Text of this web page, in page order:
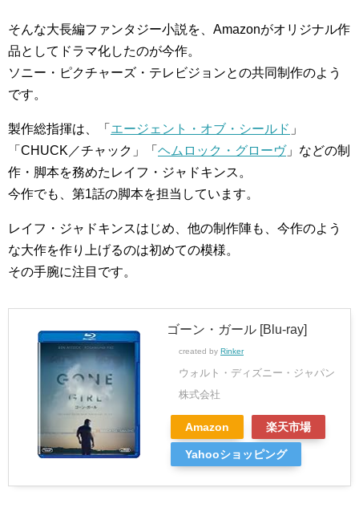
そんな大長編ファンタジー小説を、Amazonがオリジナル作
品としてドラマ化したのが今作。
ソニー・ピクチャーズ・テレビジョンとの共同制作のよう
です。
製作総指揮は、「 エージェント・オブ・シールド 」
「CHUCK／チャック」「 ヘムロック・グローヴ」などの制
作・脚本を務めたレイフ・ジャドキンス。
今作でも、第1話の脚本を担当しています。
レイフ・ジャドキンスはじめ、他の制作陣も、今作のよう
な大作を作り上げるのは初めての模様。
その手腕に注目です。
ゴーン・ガール [Blu-ray]
created by Rinker
ウォルト・ディズニー・ジャパン
株式会社
Amazon 楽天市場
Yahooショッピング